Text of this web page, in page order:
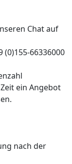
Chat auf
(0)155-66336000
ein Angebot
nach der